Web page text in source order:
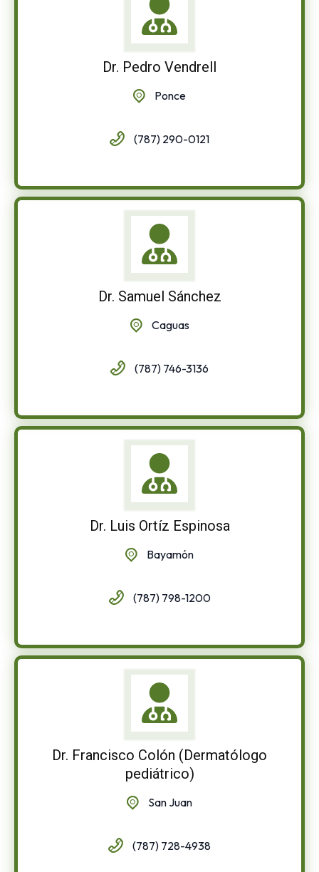
Dr. Pedro Vendrell
Ponce
(787) 290-0121
Dr. Samuel Sánchez
Caguas
(787) 746-3136
Dr. Luis Ortíz Espinosa
Bayamón
(787) 798-1200
Dr. Francisco Colón (Dermatólogo
pediátrico)
San Juan
(787) 728-4938